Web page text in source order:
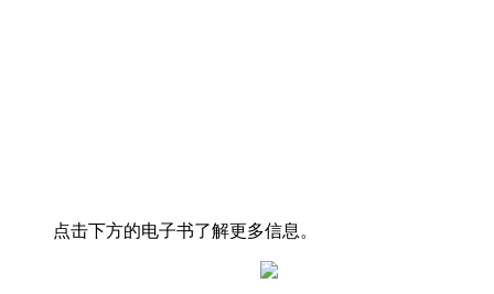
点击下方的电子书了解更多信息。